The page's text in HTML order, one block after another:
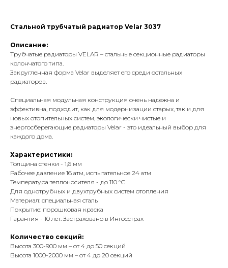
Стальной трубчатый радиатор Velar 3037
Описание:
Трубчатые радиаторы VELAR – стальные секционные радиаторы
колончатого типа.
Закругленная форма Velar выделяет его среди остальных
радиаторов.
Специальная модульная конструкция очень надежна и
эффективна, подходит, как для модернизации старых, так и для
новых отопительных систем, экологически чистые и
энергосберегающие радиаторы Velar - это идеальный выбор для
каждого дома.
Характеристики:
Толщина стенки - 1,6 мм
Рабочее давление 16 атм, испытательное 24 атм
Температура теплоносителя - до 110 °С
Для однотрубных и двухтрубных систем отопления
Материал: специальная сталь
Покрытие: порошковая краска
Гарантия - 10 лет. Застраховано в Ингосстрах
Количество секций:
Высота 300-900 мм – от 4 до 50 секций
Высота 1000-2000 мм – от 4 до 20 секций
КОНТАКТЫ
Phone:
+7 (909) 225 70 70
Политика конфиденциальности